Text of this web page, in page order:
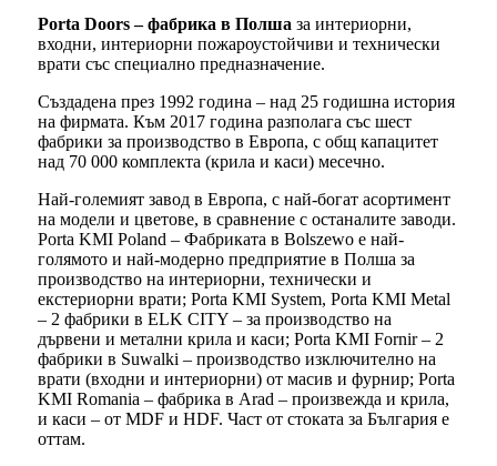
Porta Doors – фабрика в Полша за интериорни,
входни, интериорни пожароустойчиви и технически
врати със специално предназначение.
Създадена през 1992 година – над 25 годишна история
на фирмата. Към 2017 година разполага със шест
фабрики за производство в Европа, с общ капацитет
над 70 000 комплекта (крила и каси) месечно.
Най-големият завод в Европа, с най-богат асортимент
на модели и цветове, в сравнение с останалите заводи.
Porta KMI Poland – Фабриката в Bolszewo е най-
голямото и най-модерно предприятие в Полша за
производство на интериорни, технически и
екстериорни врати; Porta KMI System, Porta KMI Metal
– 2 фабрики в ELK CITY – за производство на
дървени и метални крила и каси; Porta KMI Fornir – 2
фабрики в Suwalki – производство изключително на
врати (входни и интериорни) от масив и фурнир; Porta
KMI Romania – фабрика в Arad – произвежда и крила,
и каси – от MDF и HDF. Част от стоката за България е
оттам.